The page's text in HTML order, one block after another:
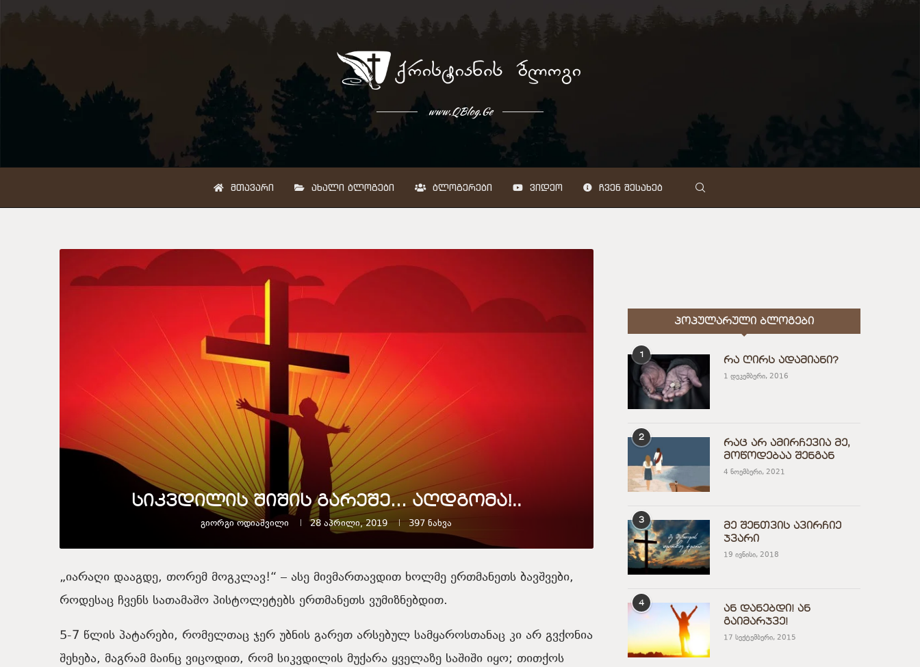
www.QBlog.Ge
ᲛᲗᲐᲕᲐᲠᲘ ᲐᲮᲐᲚᲘ ᲑᲚᲝᲒᲔᲑᲘ ᲑᲚᲝᲒᲔᲠᲔᲑᲘ ᲕᲘᲓᲔᲝ ᲩᲕᲔᲜ ᲨᲔᲡᲐᲮᲔᲑ
სიკვდილის შიშის გარეშე… აღდგომა!..
Გიორგი Ოდიაშვილი 28 აპრილი, 2019 397 ნახვა
„იარაღი დააგდე, თორემ მოგკლავ!“ – ასე მივმართავდით ხოლმე ერთმანეთს ბავშვები,
როდესაც ჩვენს სათამაშო პისტოლეტებს ერთმანეთს ვუმიზნებდით.
5-7 წლის პატარები, რომელთაც ჯერ უბნის გარეთ არსებულ სამყაროსთანაც კი არ გვქონია
შეხება, მაგრამ მაინც ვიცოდით, რომ სიკვდილის მუქარა ყველაზე საშიში იყო; თითქოს
ᲞᲝᲞᲣᲚᲐᲠᲣᲚᲘ ᲑᲚᲝᲒᲔᲑᲘ
1
რა ღირს ადამიანი?
1 დეკემბერი, 2016
2
რაც არ ამირჩევია მე,
მოწოდებაა შენგან
4 ნოემბერი, 2021
3
მე შენთვის ავირჩიე
ჯვარი
19 ივნისი, 2018
4
ან დანებდი! ან
გაიმარჯვე!
17 სექტემბერი, 2015